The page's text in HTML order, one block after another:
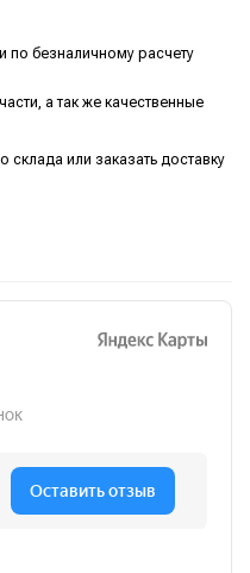
по безналичному расчету
а так же качественные
или заказать доставку